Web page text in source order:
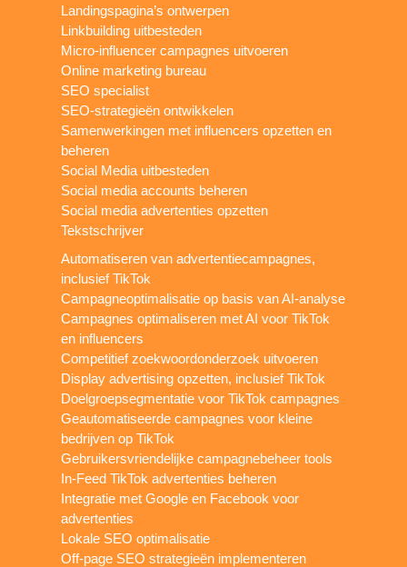
Landingspagina’s ontwerpen
Linkbuilding uitbesteden
Micro-influencer campagnes uitvoeren
Online marketing bureau
SEO specialist
SEO-strategieën ontwikkelen
Samenwerkingen met influencers opzetten en
beheren
Social Media uitbesteden
Social media accounts beheren
Social media advertenties opzetten
Tekstschrijver
Automatiseren van advertentiecampagnes,
inclusief TikTok
Campagneoptimalisatie op basis van AI-analyse
Campagnes optimaliseren met AI voor TikTok
en influencers
Competitief zoekwoordonderzoek uitvoeren
Display advertising opzetten, inclusief TikTok
Doelgroepsegmentatie voor TikTok campagnes
Geautomatiseerde campagnes voor kleine
bedrijven op TikTok
Gebruikersvriendelijke campagnebeheer tools
In-Feed TikTok advertenties beheren
Integratie met Google en Facebook voor
advertenties
Lokale SEO optimalisatie
Off-page SEO strategieën implementeren